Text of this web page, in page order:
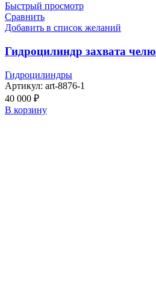
Быстрый просмотр
Сравнить
Добавить в список желаний
Гидроцилиндр зaхвaта
Гидроцилиндры
Артикул: art-8876-1
40 000 ₽
В корзину